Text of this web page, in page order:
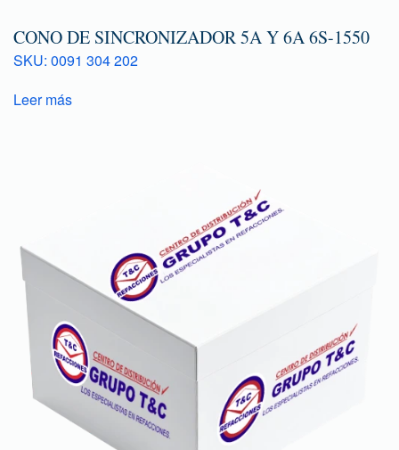
CONO DE SINCRONIZADOR 5A Y 6A 6S-1550
SKU: 0091 304 202
Leer más